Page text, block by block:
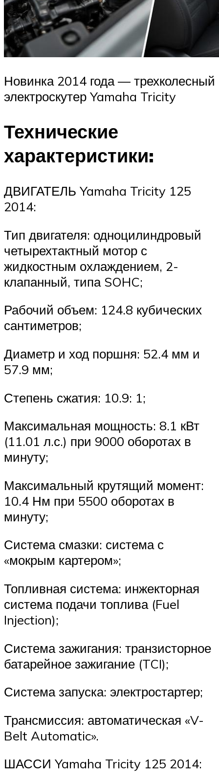
Новинка 2014 года — трехколесный
электроскутер Yamaha Tricity
Технические
характеристики:
ДВИГАТЕЛЬ Yamaha Tricity 125
2014:
Тип двигателя: одноцилиндровый
четырехтактный мотор с
жидкостным охлаждением, 2-
клапанный, типа SOHC;
Рабочий объем: 124.8 кубических
сантиметров;
Диаметр и ход поршня: 52.4 мм и
57.9 мм;
Степень сжатия: 10.9: 1;
Максимальная мощность: 8.1 кВт
(11.01 л.с.) при 9000 оборотах в
минуту;
Максимальный крутящий момент:
10.4 Нм при 5500 оборотах в
минуту;
Система смазки: система с
«мокрым картером»;
Топливная система: инжекторная
система подачи топлива (Fuel
Injection);
Система зажигания: транзисторное
батарейное зажигание (TCI);
Система запуска: электростартер;
Трансмиссия: автоматическая «V-
Belt Automatic».
ШАССИ Yamaha Tricity 125 2014: